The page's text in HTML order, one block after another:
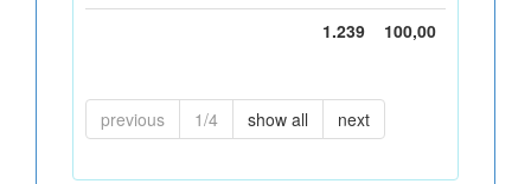
1.239
100,00
previous 1/4 show all next